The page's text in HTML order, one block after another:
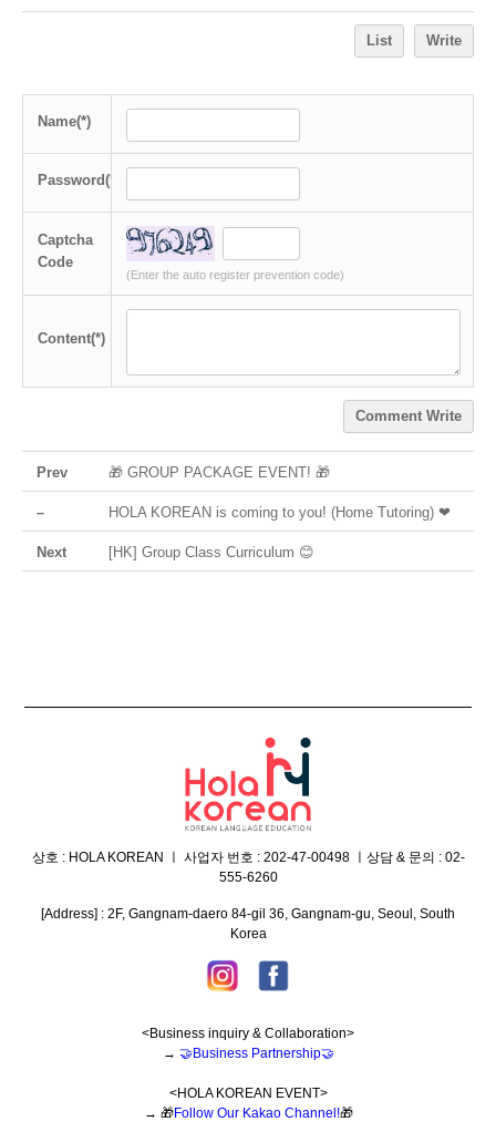
List Write
Name(*)
Password(*)
Captcha
Code
(Enter the auto register prevention code)
Content(*)
Comment Write
Prev 🎁 GROUP PACKAGE EVENT! 🎁
– HOLA KOREAN is coming to you! (Home Tutoring) ❤
Next [HK] Group Class Curriculum 😊
상호 : HOLA KOREAN ㅣ 사업자 번호 : 202-47-00498 ㅣ상담 & 문의 : 02-
555-6260
[Address] : 2F, Gangnam-daero 84-gil 36, Gangnam-gu, Seoul, South
Korea
<Business inquiry & Collaboration>
→ 🤝Business Partnership🤝
<HOLA KOREAN EVENT>
→ 🎁Follow Our Kakao Channel!🎁